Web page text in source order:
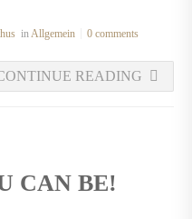
inAllgemein 0 comments
READING
CAN BE!